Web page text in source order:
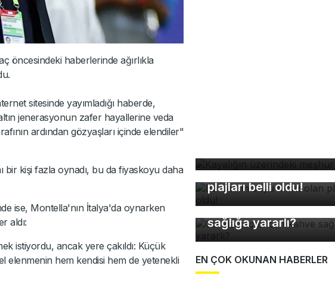
öncesindeki haberlerinde ağırlıkla
sitesinde yayımladığı haberde,
jenerasyonun zafer hayallerine veda
ardından gözyaşları içinde elendiler"
bir kişi fazla oynadı, bu da fiyaskoyu daha
ise, Montella'nın İtalya'da oynarken
aldı:
istiyordu, ancak yere çakıldı: Küçük
elenmenin hem kendisi hem de yetenekli
Bursa'nın suyu temiz
plajları belli oldu!
Günde kaç fincan
sağlığa yararlı?
EN ÇOK OKUNAN HABERLER